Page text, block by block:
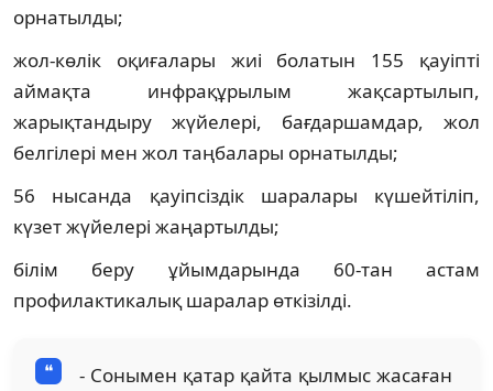
орнатылды;
жол-көлік оқиғалары жиі болатын 155 қауіпті
аймақта инфрақұрылым жақсартылып,
жарықтандыру жүйелері, бағдаршамдар, жол
белгілері мен жол таңбалары орнатылды;
56 нысанда қауіпсіздік шаралары күшейтіліп,
күзет жүйелері жаңартылды;
білім беру ұйымдарында 60-тан астам
профилактикалық шаралар өткізілді.
- Сонымен қатар қайта қылмыс жасаған